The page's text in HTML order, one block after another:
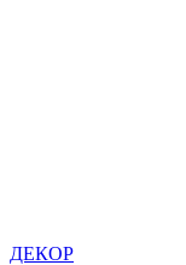
ДЕКОР